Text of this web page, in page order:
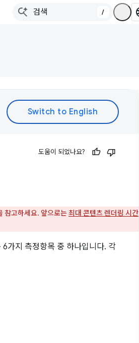
/
도움이 되었나요?
참고하세요. 앞으로는최대 콘텐츠 렌더링 시간
6가지 측정항목 중 하나입니다. 각